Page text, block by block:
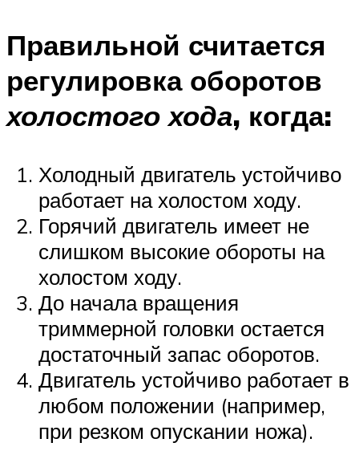
Правильной считается
регулировка оборотов
холостого хода, когда:
Холодный двигатель устойчиво
работает на холостом ходу.
Горячий двигатель имеет не
слишком высокие обороты на
холостом ходу.
До начала вращения
триммерной головки остается
достаточный запас оборотов.
Двигатель устойчиво работает в
любом положении (например,
при резком опускании ножа).